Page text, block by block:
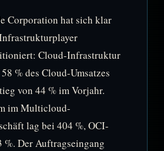
Corporation hat sich klar
Cloud-Infrastruktur
% des Cloud-Umsatzes
von 44 % im Vorjahr.
im Multicloud-
lag bei 404 %, OCI-
%. Der Auftragseingang